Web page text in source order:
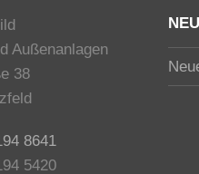
Außenanlagen
38
8641
5420